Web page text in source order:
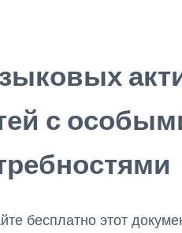
с
бесплатно этот